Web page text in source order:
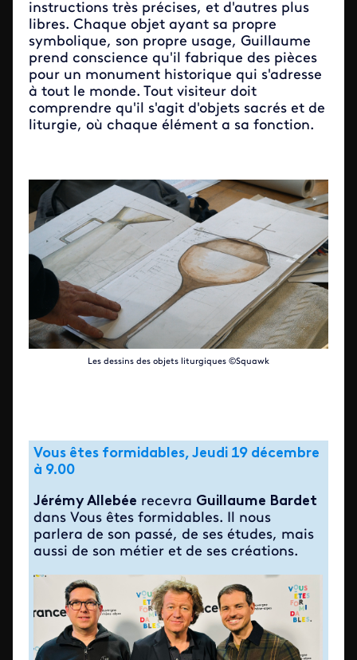
instructions très précises, et d'autres plus
libres. Chaque objet ayant sa propre
symbolique, son propre usage, Guillaume
prend conscience qu'il fabrique des pièces
pour un monument historique qui s'adresse
à tout le monde. Tout visiteur doit
comprendre qu'il s'agit d'objets sacrés et de
liturgie, où chaque élément a sa fonction.
Les dessins des objets liturgiques ©Squawk
Vous êtes formidables, Jeudi 19 décembre
à 9.00
Jérémy Allebée recevra Guillaume Bardet
dans Vous êtes formidables. Il nous
parlera de son passé, de ses études, mais
aussi de son métier et de ses créations.